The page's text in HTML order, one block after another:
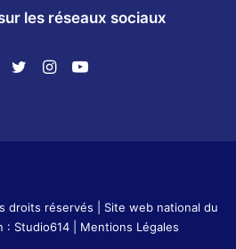
les réseaux sociaux
droits réservés | Site web national du
: Studio614| Mentions Légales